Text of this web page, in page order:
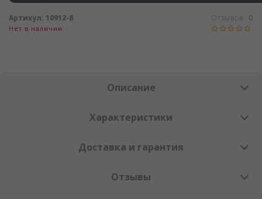
Нет в наличии
Отзывов: 0
Артикул: 10912-8
Описание
Характеристики
Доставка и гарантия
Отзывы